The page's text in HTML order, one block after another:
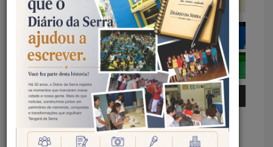
Início Polícia
TORTURA – DENÚNCIA